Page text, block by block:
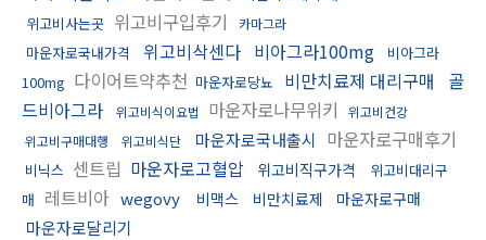
위고비사는곳 위고비구입후기 카마그라
마운자로국내가격 위고비삭센다 비아그라100mg
비아그라
100mg 다이어트약추천 마운자로당뇨 비만치료제 대리구매
골
드비아그라
위고비식이요법 마운자로나무위키
위고비건강
위고비구매대행
위고비식단 마운자로국내출시 마운자로구매후기
비닉스 센트립 마운자로고혈압 위고비직구가격
위고비대리구
매 레트비아 wegovy 비맥스 비만치료제 마운자로구매
마운자로달리기